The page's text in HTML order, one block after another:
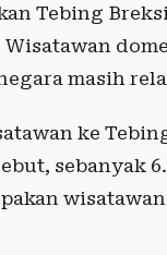
Tebing
masih
ke
sebanyak